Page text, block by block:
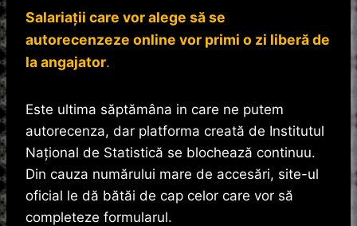
Salariaţii care vor alege să se
autorecenzeze online vor primi o zi liberă de
la angajator.
Este ultima săptămâna in care ne putem
autorecenza, dar platforma creată de Institutul
Naţional de Statistică se blochează continuu.
Din cauza numărului mare de accesări, site-ul
oficial le dă bătăi de cap celor care vor să
completeze formularul.